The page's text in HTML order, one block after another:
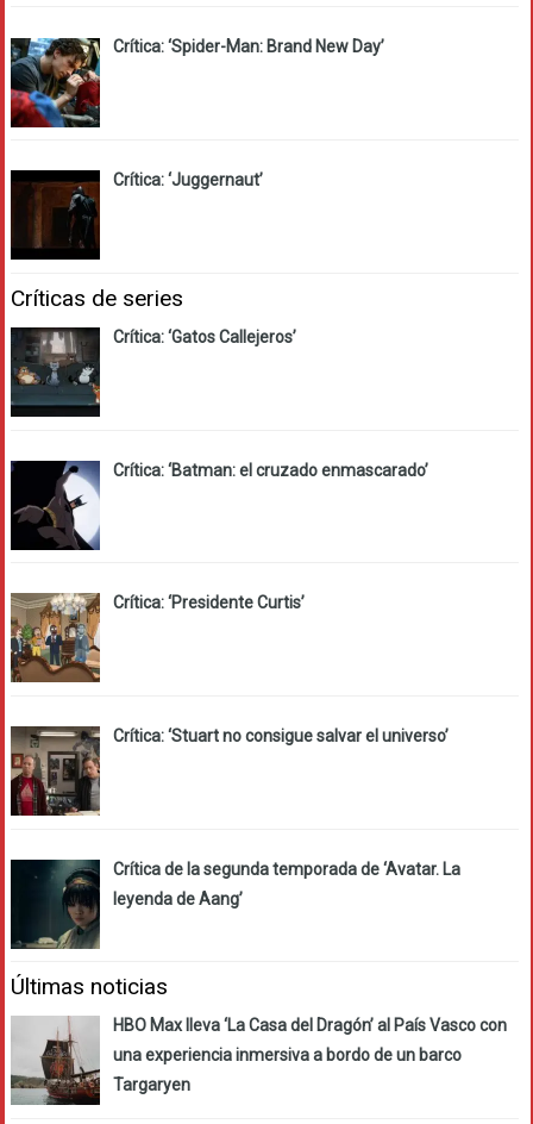
Crítica: ‘Spider-Man: Brand New Day’
Crítica: ‘Juggernaut’
Críticas de series
Crítica: ‘Gatos Callejeros’
Crítica: ‘Batman: el cruzado enmascarado’
Crítica: ‘Presidente Curtis’
Crítica: ‘Stuart no consigue salvar el universo’
Crítica de la segunda temporada de ‘Avatar. La
leyenda de Aang’
Últimas noticias
HBO Max lleva ‘La Casa del Dragón’ al País Vasco con
una experiencia inmersiva a bordo de un barco
Targaryen